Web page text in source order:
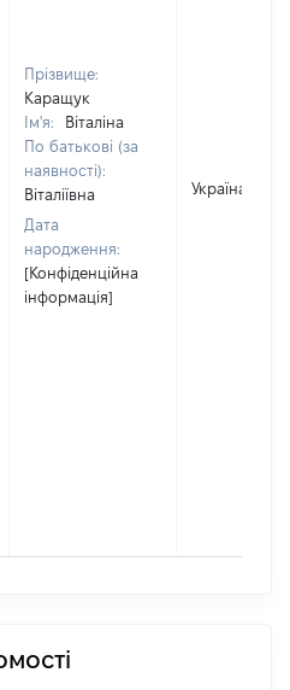
Прізвище:
Каращук
Ім'я:
Віталіна
По батькові (за
наявності):
Віталіївна
Дата
народження:
[Конфіденційна
інформація]
Україна